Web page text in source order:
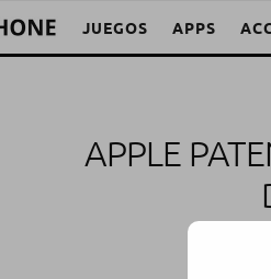
JUEGOS APPS
APPLE